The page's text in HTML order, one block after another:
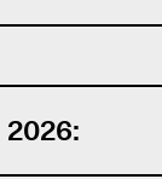
2026: